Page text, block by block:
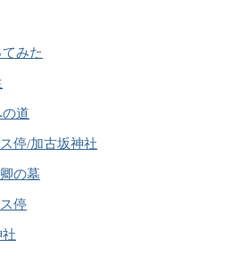
みた
道
停/加古坂神社
の墓
停